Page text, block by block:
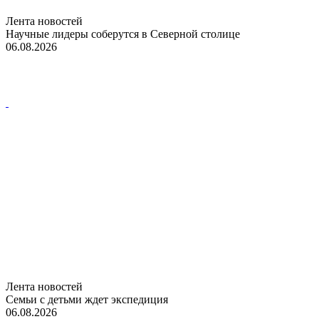
Лента новостей
Научные лидеры соберутся в Северной столице
06.08.2026
Лента новостей
Семьи с детьми ждет экспедиция
06.08.2026